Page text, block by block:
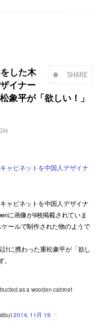
SHARE
した木
イナー
象平が「欲しい！」
ャビネットを中国人デザイナ
ャビネットを中国人デザイナ
に画像が9枚掲載されていま
ールで制作された物のようで
に携わった重松象平が「欲し
as a wooden cabinet
2014, 11月 19